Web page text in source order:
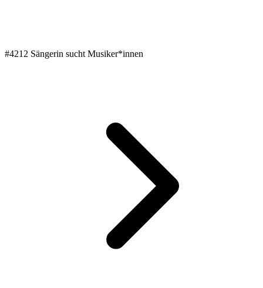
#4212 Sängerin sucht Musiker*innen